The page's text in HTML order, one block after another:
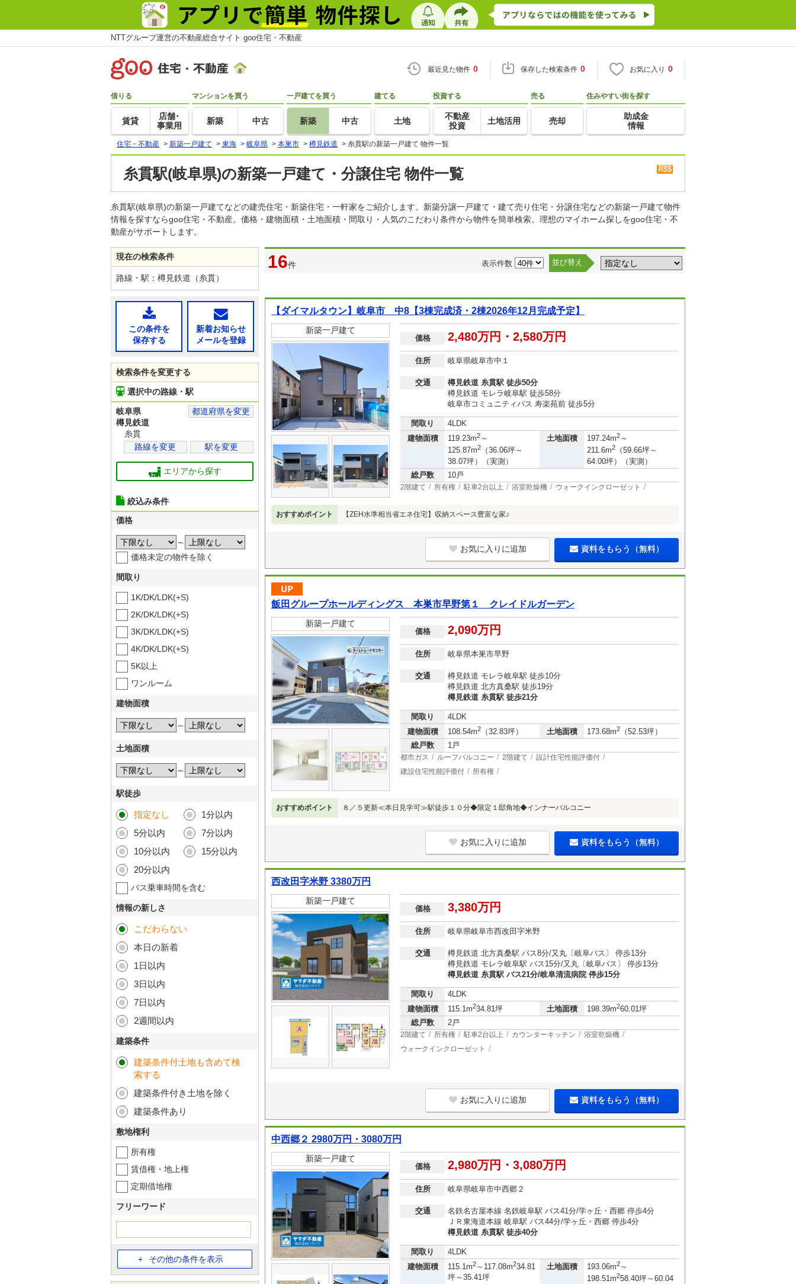
NTTグループ運営の不動産総合サイト goo住宅・不動産
最近見た物件 0 保存した検索条件 0 お気に入り 0
借りる
賃貸
店舗･
事業用
マンションを買う
新築 中古
一戸建てを買う
新築 中古
建てる
土地
投資する
不動産
投資
土地活用
売る
売却
住みやすい街を探す
助成金
情報
住宅・不動産 > 新築一戸建て > 東海 > 岐阜県 > 本巣市 > 樽見鉄道 > 糸貫駅の新築一戸建て 物件一覧
糸貫駅(岐阜県)の新築一戸建て・分譲住宅 物件一覧
糸貫駅(岐阜県)の新築一戸建てなどの建売住宅・新築住宅・一軒家をご紹介します。新築分譲一戸建て・建て売り住宅・分譲住宅などの新築一戸建て物件
情報を探すならgoo住宅・不動産。価格・建物面積・土地面積・間取り・人気のこだわり条件から物件を簡単検索。理想のマイホーム探しをgoo住宅・不
動産がサポートします。
16件 表示件数 並び替え
【ダイマルタウン】岐阜市 中8【3棟完成済・2棟2026年12月完成予定】
新築一戸建て
価格 2,480万円・2,580万円
住所 岐阜県岐阜市中１
交通
樽見鉄道 糸貫駅 徒歩50分
樽見鉄道 モレラ岐阜駅 徒歩58分
岐阜市コミュニティバス 寿楽苑前 徒歩5分
間取り
4LDK
建物面積
119.23m2～
125.87m2
（36.06坪～
38.07坪）（実測）
土地面積 197.24m2～
211.6m2
（59.66坪～
64.00坪）（実測）
総戸数
10戸
2階建て 所有権 駐車2台以上 浴室乾燥機 ウォークインクローゼット
おすすめポイント 【ZEH水準相当省エネ住宅】収納スペース豊富な家♪
お気に入りに追加 資料をもらう（無料）
飯田グループホールディングス 本巣市早野第１ クレイドルガーデン
新築一戸建て
価格 2,090万円
住所 岐阜県本巣市早野
交通
樽見鉄道 モレラ岐阜駅 徒歩10分
樽見鉄道 北方真桑駅 徒歩19分
樽見鉄道 糸貫駅 徒歩21分
間取り
4LDK
建物面積
108.54m2 （32.83坪） 土地面積 173.68m2
（52.53坪）
総戸数
1戸
都市ガス ルーフバルコニー 2階建て
設計住宅性能評価付
建設住宅性能評価付
所有権
おすすめポイント ８／５更新≪本日見学可≫駅徒歩１０分◆限定１邸角地◆インナーバルコニー
お気に入りに追加 資料をもらう（無料）
西改田字米野 3380万円
新築一戸建て
価格 3,380万円
住所 岐阜県岐阜市西改田字米野
交通
樽見鉄道 北方真桑駅 バス8分/又丸〔岐阜バス〕 停歩13分
樽見鉄道 モレラ岐阜駅 バス15分/又丸〔岐阜バス〕 停歩13分
樽見鉄道 糸貫駅 バス21分/岐阜清流病院 停歩15分
間取り
4LDK
建物面積
115.1m234.81坪 土地面積 198.39m260.01坪
総戸数
2戸
2階建て 所有権 駐車2台以上 カウンターキッチン
浴室乾燥機
ウォークインクローゼット
お気に入りに追加 資料をもらう（無料）
中西郷２ 2980万円・3080万円
新築一戸建て
価格 2,980万円・3,080万円
住所 岐阜県岐阜市中西郷２
交通
名鉄名古屋本線 名鉄岐阜駅 バス41分/学ヶ丘・西郷 停歩4分
ＪＲ東海道本線 岐阜駅 バス44分/学ヶ丘・西郷 停歩4分
樽見鉄道 糸貫駅 徒歩40分
間取り
4LDK
建物面積
115.1m2～117.08m234.81
坪～35.41坪
土地面積 193.06m2～
198.51m258.40坪～60.04
現在の検索条件
路線・駅：樽見鉄道（糸貫）
この条件を
保存する
新着お知らせ
メールを登録
検索条件を変更する
選択中の路線・駅
岐阜県
都道府県を変更
樽見鉄道
糸貫
路線を変更
駅を変更
エリアから探す
絞込み条件
価格
～
価格未定の物件を除く
間取り
1K/DK/LDK(+S)
2K/DK/LDK(+S)
3K/DK/LDK(+S)
4K/DK/LDK(+S)
5K以上
ワンルーム
建物面積
～
土地面積
～
駅徒歩
指定なし
1分以内
5分以内
7分以内
10分以内
15分以内
20分以内
バス乗車時間を含む
情報の新しさ
こだわらない
本日の新着
1日以内
3日以内
7日以内
2週間以内
建築条件
建築条件付土地も含めて検
索する
建築条件付き土地を除く
建築条件あり
敷地権利
所有権
賃借権・地上権
定期借地権
フリーワード
その他の条件を表示